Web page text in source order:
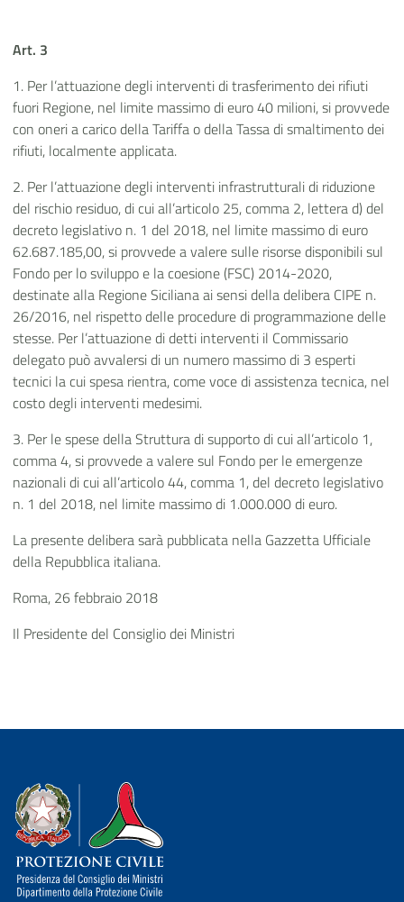
Art. 3
1. Per l’attuazione degli interventi di trasferimento dei rifiuti
fuori Regione, nel limite massimo di euro 40 milioni, si provvede
con oneri a carico della Tariffa o della Tassa di smaltimento dei
rifiuti, localmente applicata.
2. Per l’attuazione degli interventi infrastrutturali di riduzione
del rischio residuo, di cui all’articolo 25, comma 2, lettera d) del
decreto legislativo n. 1 del 2018, nel limite massimo di euro
62.687.185,00, si provvede a valere sulle risorse disponibili sul
Fondo per lo sviluppo e la coesione (FSC) 2014-2020,
destinate alla Regione Siciliana ai sensi della delibera CIPE n.
26/2016, nel rispetto delle procedure di programmazione delle
stesse. Per l’attuazione di detti interventi il Commissario
delegato può avvalersi di un numero massimo di 3 esperti
tecnici la cui spesa rientra, come voce di assistenza tecnica, nel
costo degli interventi medesimi.
3. Per le spese della Struttura di supporto di cui all’articolo 1,
comma 4, si provvede a valere sul Fondo per le emergenze
nazionali di cui all’articolo 44, comma 1, del decreto legislativo
n. 1 del 2018, nel limite massimo di 1.000.000 di euro.
La presente delibera sarà pubblicata nella Gazzetta Ufficiale
della Repubblica italiana.
Roma, 26 febbraio 2018
Il Presidente del Consiglio dei Ministri
Dipartimento della Protezione Civile